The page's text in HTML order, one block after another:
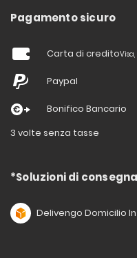
Pagamento sicuro
Carta di credito
Paypal
Bonifico Bancario
3 volte senza tasse
*Soluzioni di consegna
Delivengo Domicilio